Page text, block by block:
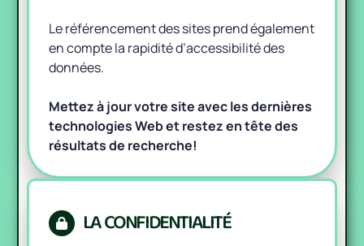
Le référencement des sites prend également
en compte la rapidité d’accessibilité des
données.
Mettez à jour votre site avec les dernières
technologies Web et restez en tête des
résultats de recherche!
LA CONFIDENTIALITÉ